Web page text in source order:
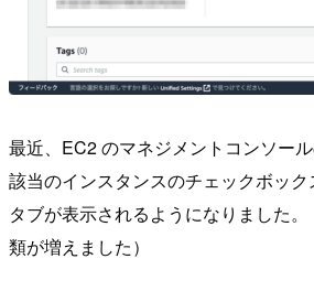
最近、EC2 のマネジメントコンソール
該当のインスタンスのチェックボッ
タブが表示されるようになりました
類が増えました）